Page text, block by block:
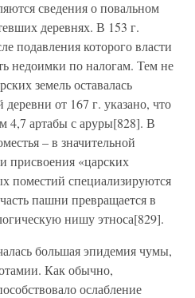
сведения о повальном
деревнях. В 153 г.
подавления которого власти
недоимки по налогам. Тем не
земель оставалась
от 167 г. указано, что
4,7 артабы с аруры[828]. В
– в значительной
присвоения «царских
поместий специализируются
пашни превращается в
нишу этноса[829].
большая эпидемия чумы,
Как обычно,
ослабление